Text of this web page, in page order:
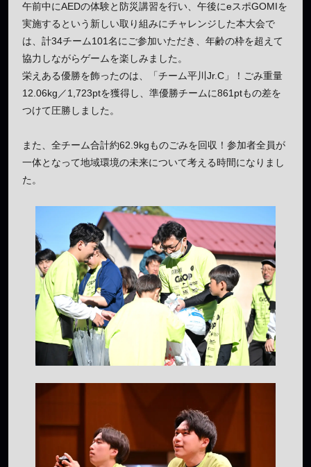
午前中にAEDの体験と防災講習を行い、午後にeスポGOMIを
実施するという新しい取り組みにチャレンジした本大会で
は、計34チーム101名にご参加いただき、年齢の枠を超えて
協力しながらゲームを楽しみました。
栄えある優勝を飾ったのは、「チーム平川Jr.C」！ごみ重量
12.06kg／1,723ptを獲得し、準優勝チームに861ptもの差を
つけて圧勝しました。
また、全チーム合計約62.9kgものごみを回収！参加者全員が
一体となって地域環境の未来について考える時間になりまし
た。